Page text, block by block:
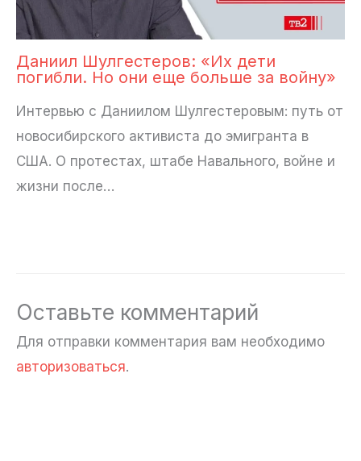
Даниил Шулгестеров: «Их дети
погибли. Но они еще больше за войну»
Интервью с Даниилом Шулгестеровым: путь от
новосибирского активиста до эмигранта в
США. О протестах, штабе Навального, войне и
жизни после…
Оставьте комментарий
Для отправки комментария вам необходимо
авторизоваться.